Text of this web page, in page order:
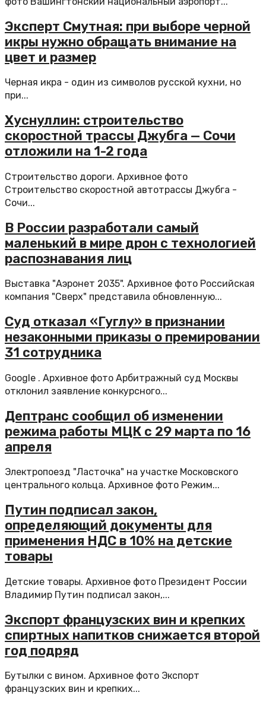
Эксперт Смутная: при выборе черной
икры нужно обращать внимание на
цвет и размер
Черная икра - один из символов русской кухни, но
при...
Хуснуллин: строительство
скоростной трассы Джубга — Сочи
отложили на 1-2 года
Строительство дороги. Архивное фото
Строительство скоростной автотрассы Джубга -
Сочи...
В России разработали самый
маленький в мире дрон с технологией
распознавания лиц
Выставка "Аэронет 2035". Архивное фото Российская
компания "Сверх" представила обновленную...
Суд отказал «Гуглу» в признании
незаконными приказы о премировании
31 сотрудника
Google . Архивное фото Арбитражный суд Москвы
отклонил заявление конкурсного...
Дептранс сообщил об изменении
режима работы МЦК с 29 марта по 16
апреля
Электропоезд "Ласточка" на участке Московского
центрального кольца. Архивное фото Режим...
Путин подписал закон,
определяющий документы для
применения НДС в 10% на детские
товары
Детские товары. Архивное фото Президент России
Владимир Путин подписал закон,...
Экспорт французских вин и крепких
спиртных напитков снижается второй
год подряд
Бутылки с вином. Архивное фото Экспорт
французских вин и крепких...